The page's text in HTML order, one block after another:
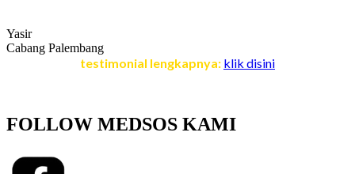
Yasir
Cabang Palembang
testimonial lengkapnya: klik disini
FOLLOW MEDSOS KAMI